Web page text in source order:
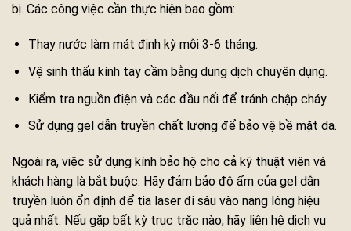
bị. Các công việc cần thực hiện bao gồm:
Thay nước làm mát định kỳ mỗi 3-6 tháng.
Vệ sinh thấu kính tay cầm bằng dung dịch chuyên dụng.
Kiểm tra nguồn điện và các đầu nối để tránh chập cháy.
Sử dụng gel dẫn truyền chất lượng để bảo vệ bề mặt da.
Ngoài ra, việc sử dụng kính bảo hộ cho cả kỹ thuật viên và
khách hàng là bắt buộc. Hãy đảm bảo độ ẩm của gel dẫn
truyền luôn ổn định để tia laser đi sâu vào nang lông hiệu
quả nhất. Nếu gặp bất kỳ trục trặc nào, hãy liên hệ dịch vụ